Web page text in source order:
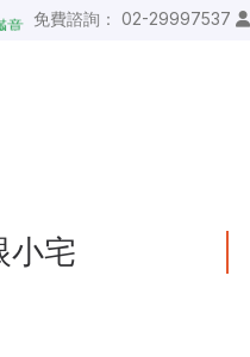
意
免費諮詢： 02-29997537
小宅